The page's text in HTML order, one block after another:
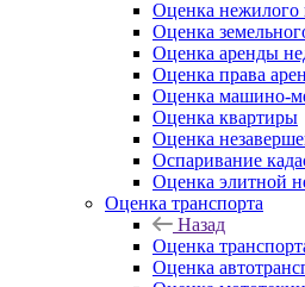
Оценка
Оценка
Оценка аренды
Оценка права
Оценка машино-
Оценка квартиры
Оценка
Оспаривание
Оценка элитной
Оценка транспорта
Назад
Оценка
Оценка